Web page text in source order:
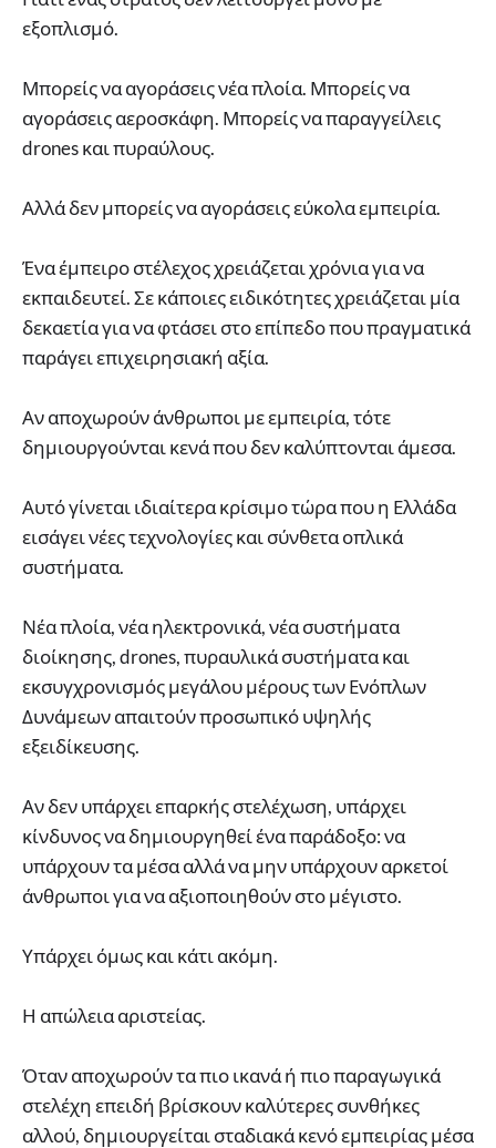
εξοπλισμό.
Μπορείς να αγοράσεις νέα πλοία. Μπορείς να
αγοράσεις αεροσκάφη. Μπορείς να παραγγείλεις
drones και πυραύλους.
Αλλά δεν μπορείς να αγοράσεις εύκολα εμπειρία.
Ένα έμπειρο στέλεχος χρειάζεται χρόνια για να
εκπαιδευτεί. Σε κάποιες ειδικότητες χρειάζεται μία
δεκαετία για να φτάσει στο επίπεδο που πραγματικά
παράγει επιχειρησιακή αξία.
Αν αποχωρούν άνθρωποι με εμπειρία, τότε
δημιουργούνται κενά που δεν καλύπτονται άμεσα.
Αυτό γίνεται ιδιαίτερα κρίσιμο τώρα που η Ελλάδα
εισάγει νέες τεχνολογίες και σύνθετα οπλικά
συστήματα.
Νέα πλοία, νέα ηλεκτρονικά, νέα συστήματα
διοίκησης, drones, πυραυλικά συστήματα και
εκσυγχρονισμός μεγάλου μέρους των Ενόπλων
Δυνάμεων απαιτούν προσωπικό υψηλής
εξειδίκευσης.
Αν δεν υπάρχει επαρκής στελέχωση, υπάρχει
κίνδυνος να δημιουργηθεί ένα παράδοξο: να
υπάρχουν τα μέσα αλλά να μην υπάρχουν αρκετοί
άνθρωποι για να αξιοποιηθούν στο μέγιστο.
Υπάρχει όμως και κάτι ακόμη.
Η απώλεια αριστείας.
Όταν αποχωρούν τα πιο ικανά ή πιο παραγωγικά
στελέχη επειδή βρίσκουν καλύτερες συνθήκες
αλλού, δημιουργείται σταδιακά κενό εμπειρίας μέσα